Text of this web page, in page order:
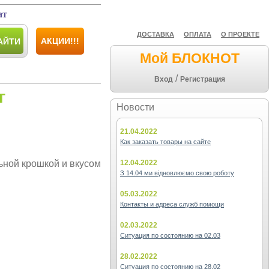
ДОСТАВКА ОПЛАТА О ПРОЕКТЕ
Мой БЛОКНОТ
Вход / Регистрация
Новости
21.04.2022
Как заказать товары на сайте
12.04.2022
З 14.04 ми відновлюємо свою роботу
05.03.2022
Контакты и адреса служб помощи
02.03.2022
Ситуация по состоянию на 02.03
28.02.2022
Ситуация по состоянию на 28.02
АКЦИИ!!!
крошкой и вкусом